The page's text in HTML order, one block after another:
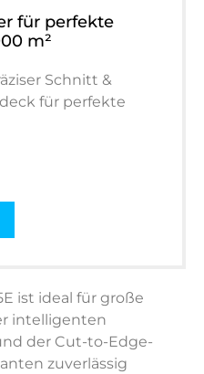
für perfekte
m²
Schnitt &
für perfekte
ist ideal für große
intelligenten
der Cut-to-Edge-
zuverlässig